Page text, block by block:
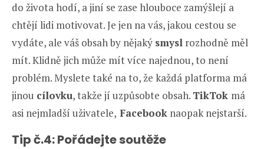
do života hodí, a jiní se zase hlouboce zamýšlejí a
chtějí lidi motivovat. Je jen na vás, jakou cestou se
vydáte, ale váš obsah by nějaký smysl rozhodně měl
mít. Klidně jich může mít více najednou, to není
problém. Myslete také na to, že každá platforma má
jinou cílovku, takže jí uzpůsobte obsah. TikTok má
asi nejmladší uživatele, Facebook naopak nejstarší.
Tip č.4: Pořádejte soutěže